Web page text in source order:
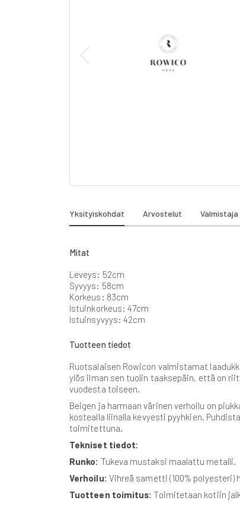
the
beginning
images
Yksityiskohdat
Mitat
Leveys: 52cm
Syvyys: 58cm
Korkeus: 83cm
Istuinkorkeus: 47cm
Istuinsyvyys: 42cm
Tuotteen tiedot
Ruotsalaisen Rowicon valmistamat
ylös ilman sen tuolin taaksepäin, että on
vuodesta toiseen.
Beigen ja harmaan värinen verhoilu on
kostealla liinalla kevyesti pyyhkien.
toimitettuna.
Tekniset tiedot:
Runko: Tukeva mustaksi maalattu metalli.
Verhoilu: Vihreä sametti (100% polyesteri)
Tuotteen toimitus: Toimitetaan kotiin
Arvostelut Valmistaja